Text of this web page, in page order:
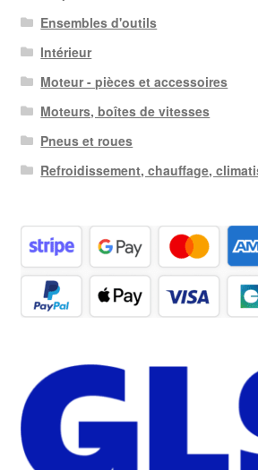
Ensembles d'outils
Intérieur
Moteur - pièces et accessoires
Moteurs, boîtes de vitesses
Pneus et roues
Refroidissement, chauffage,